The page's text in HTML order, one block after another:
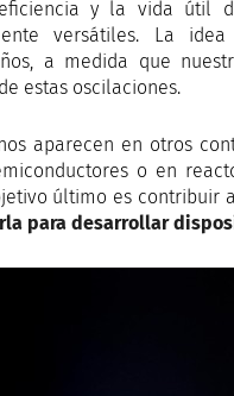
y la vida útil
versátiles. La
a medida que
estas oscilaciones.
aparecen en otros
o en
último es contribuir
para desarrollar